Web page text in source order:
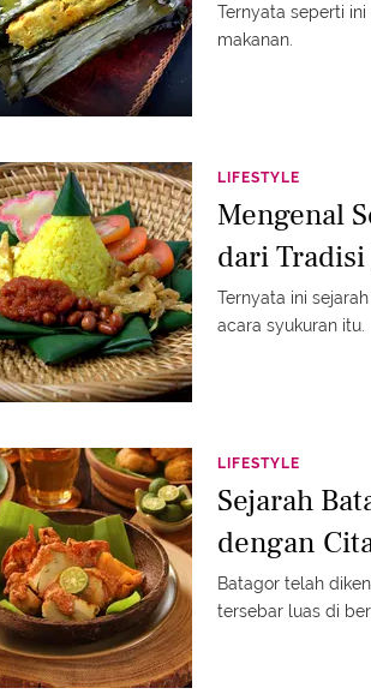
Ternyata seperti
makanan.
LIFESTYLE
Mengenal
dari Tradisi
Ternyata ini
acara syukuran itu.
LIFESTYLE
Sejarah
dengan
Batagor telah
tersebar luas di